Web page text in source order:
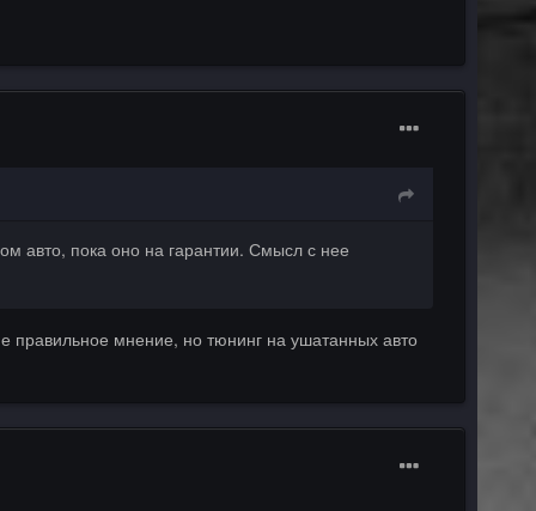
авто, пока оно на гарантии. Смысл с нее
правильное мнение, но тюнинг на ушатанных авто